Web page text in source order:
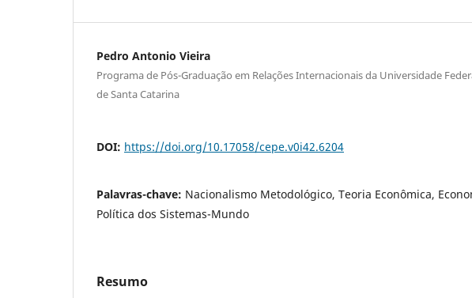
Pedro Antonio Vieira
Programa de Pós-Graduação em Relações Internacionais da Universidade
de Santa Catarina
DOI: https://doi.org/10.17058/cepe.v0i42.6204
Palavras-chave: Nacionalismo Metodológico, Teoria Econômica,
Política dos Sistemas-Mundo
Resumo